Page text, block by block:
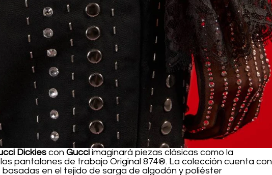
Dickies con Gucci imaginará piezas clásicas como la
pantalones de trabajo Original 874®. La colección cuenta con
en el tejido de sarga de algodón y poliéster